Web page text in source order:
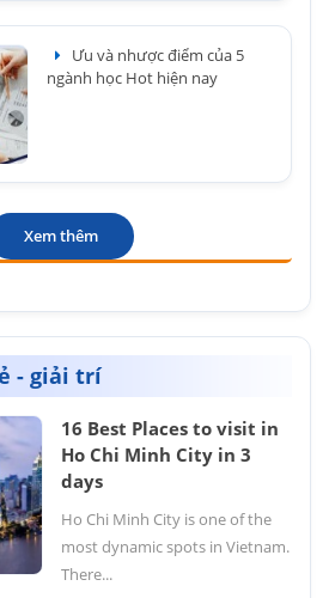
Ưu và nhược điểm của 5
ngành học Hot hiện nay
Xem thêm
- giải trí
16 Best Places to visit in
Ho Chi Minh City in 3
days
Ho Chi Minh City is one of the
most dynamic spots in Vietnam.
There...